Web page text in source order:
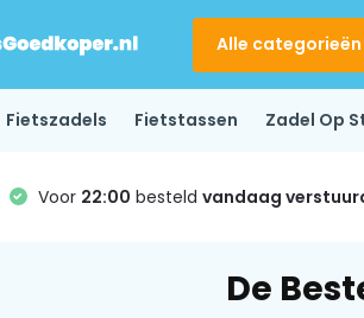
Alle categorieën
Fietszadels Fietstassen Zadel Op
Voor 22:00 besteld vandaag
De